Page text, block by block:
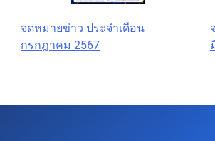
จดหมายข่าว ประจำเดือน
กรกฎาคม 2567